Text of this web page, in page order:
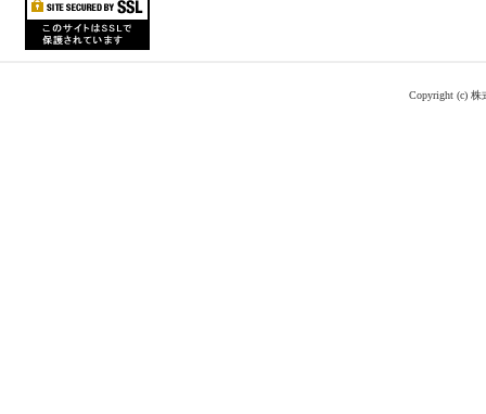
Copyright (c)